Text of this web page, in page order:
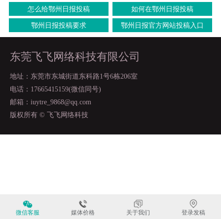
怎么给鄂州日报投稿 如何在鄂州日报投稿
鄂州日报投稿要求 鄂州日报官方网站投稿入口
东莞飞飞网络科技有限公司
地址：东莞市东城街道东科路1号6栋206室
电话：17665415159(微信同号)
邮箱：iuytre_9868@qq.com
版权所有 © 飞飞网络科技
微信客服 媒体价格 关于我们 登录发稿